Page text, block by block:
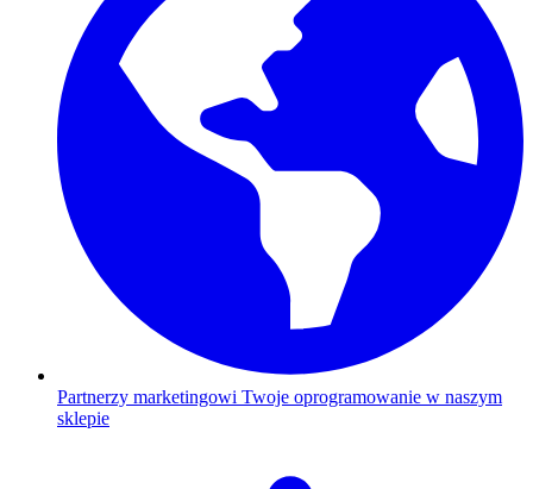
Partnerzy marketingowi Twoje oprogramowanie w naszym
sklepie